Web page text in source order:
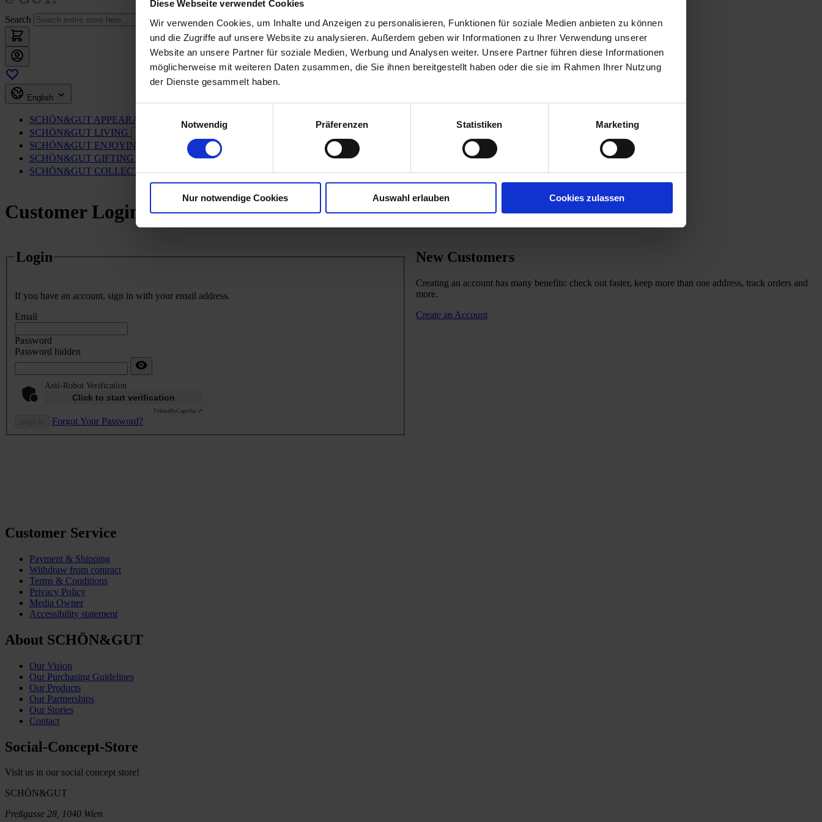
Diese Webseite verwendet Cookies
Wir verwenden Cookies, um Inhalte und Anzeigen zu personalisieren, Funktionen für soziale Medien anbieten zu können
und die Zugriffe auf unsere Website zu analysieren. Außerdem geben wir Informationen zu Ihrer Verwendung unserer
Website an unsere Partner für soziale Medien, Werbung und Analysen weiter. Unsere Partner führen diese Informationen
möglicherweise mit weiteren Daten zusammen, die Sie ihnen bereitgestellt haben oder die sie im Rahmen Ihrer Nutzung
der Dienste gesammelt haben.
Notwendig
Präferenzen Statistiken Marketing
Nur notwendige Cookies Auswahl erlauben Cookies zulassen
Search
English
SCHÖN&GUT APPEARANCE Toggle submenu
SCHÖN&GUT LIVING
SCHÖN&GUT ENJOYING Toggle submenu
SCHÖN&GUT GIFTING Toggle submenu
SCHÖN&GUT COLLECTING Toggle submenu
Customer Login
Login
If you have an account, sign in with your email address.
Email
Password
Password hidden
Anti-Robot Verification
Click to start verification
FriendlyCaptcha ⇗
Forgot Your Password?
New Customers
Creating an account has many benefits: check out faster, keep more than one address, track orders and
more.
Create an Account
Customer Service
Payment & Shipping
Withdraw from contract
Terms & Conditions
Privacy Policy
Media Owner
Accessibility statement
About SCHÖN&GUT
Our Vision
Our Purchasing Guidelines
Our Products
Our Partnerships
Our Stories
Contact
Social-Concept-Store
Visit us in our social concept store!
SCHÖN&GUT
Preßgasse 28, 1040 Wien